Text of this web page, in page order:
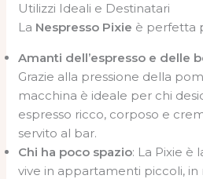
Utilizzi Ideali e Destinatari
La Nespresso Pixie è perfetta
Amanti dell’espresso e delle
Grazie alla pressione della
macchina è ideale per chi
espresso ricco, corposo e
servito al bar.
Chi ha poco spazio: La Pixie è
vive in appartamenti piccoli,